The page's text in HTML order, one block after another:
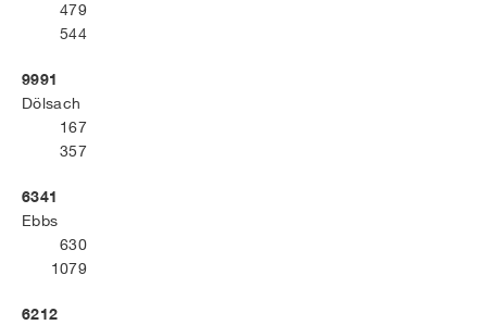
479
544
9991
Dölsach
167
357
6341
Ebbs
630
1079
6212